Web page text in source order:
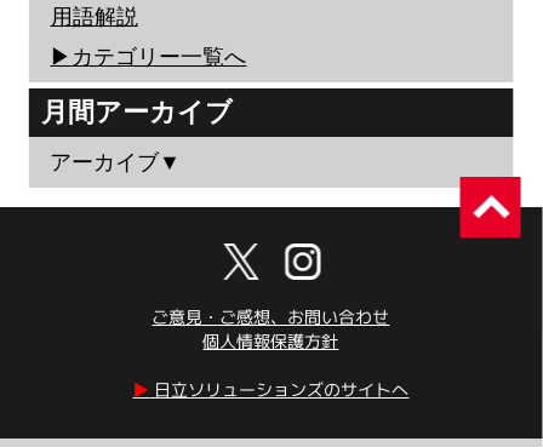
用語解説
▶︎カテゴリー一覧へ
月間アーカイブ
アーカイブ▼
ご意見・ご感想、お問い合わせ
個人情報保護方針
▶︎ 日立ソリューションズのサイトへ